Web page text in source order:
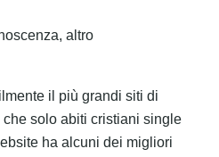
altro
il più grandi siti di
solo abiti cristiani single
ha alcuni dei migliori